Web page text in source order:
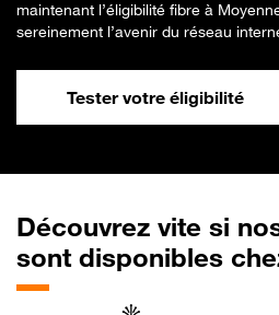
maintenant l’éligibilité fibre à
sereinement l’avenir du réseau
Tester votre éligibilité
Découvrez vite si
sont disponibles